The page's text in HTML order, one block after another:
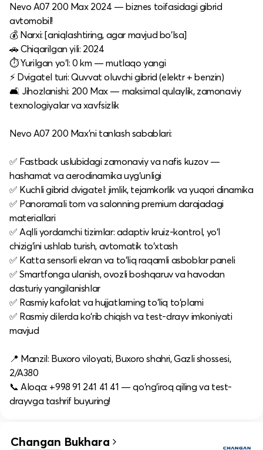
Nevo A07 200 Max 2024 — biznes toifasidagi gibrid
avtomobil!
💰 Narxi: [aniqlashtiring, agar mavjud bo‘lsa]
🚗 Chiqarilgan yili: 2024
⏱ Yurilgan yo‘l: 0 km — mutlaqo yangi
⚡ Dvigatel turi: Quvvat oluvchi gibrid (elektr + benzin)
🛋 Jihozlanishi: 200 Max — maksimal qulaylik, zamonaviy
texnologiyalar va xavfsizlik
Nevo A07 200 Max’ni tanlash sabablari:
✅ Fastback uslubidagi zamonaviy va nafis kuzov —
hashamat va aerodinamika uyg‘unligi
✅ Kuchli gibrid dvigatel: jimlik, tejamkorlik va yuqori dinamika
✅ Panoramali tom va salonning premium darajadagi
materiallari
✅ Aqlli yordamchi tizimlar: adaptiv kruiz-kontrol, yo‘l
chizig‘ini ushlab turish, avtomatik to‘xtash
✅ Katta sensorli ekran va to‘liq raqamli asboblar paneli
✅ Smartfonga ulanish, ovozli boshqaruv va havodan
dasturiy yangilanishlar
✅ Rasmiy kafolat va hujjatlarning to‘liq to‘plami
✅ Rasmiy dilerda ko‘rib chiqish va test-drayv imkoniyati
mavjud
📍 Manzil: Buxoro viloyati, Buxoro shahri, Gazli shossesi,
2/A380
📞 Aloqa: +998 91 241 41 41 — qo‘ng‘iroq qiling va test-
drayvga tashrif buyuring!
Changan Bukhara